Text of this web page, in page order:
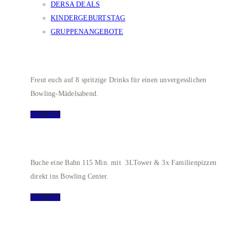
DERSA DEALS
KINDERGEBURTSTAG
GRUPPENANGEBOTE
Freut euch auf 8 spritzige Drinks für einen unvergesslichen
Bowling-Mädelsabend.
Mehr info
Buche eine Bahn 115 Min. mit 3LTower & 3x Familienpizzen
direkt ins Bowling Center.
Mehr info